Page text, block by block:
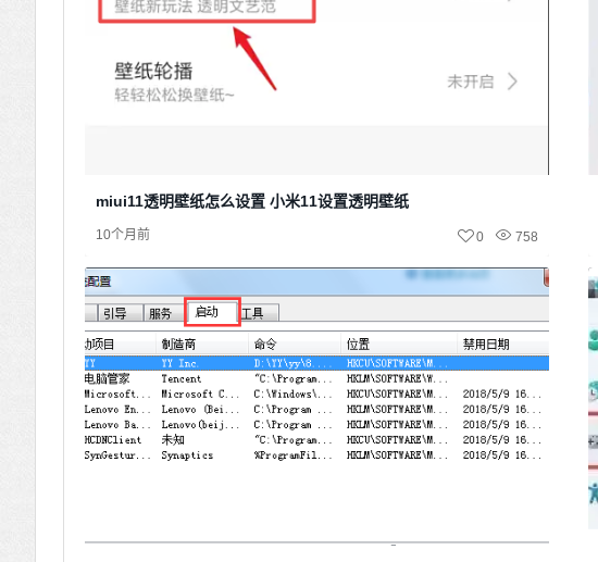
miui11透明壁纸怎么设置 小米11设置透明壁纸
10个月前 758
0